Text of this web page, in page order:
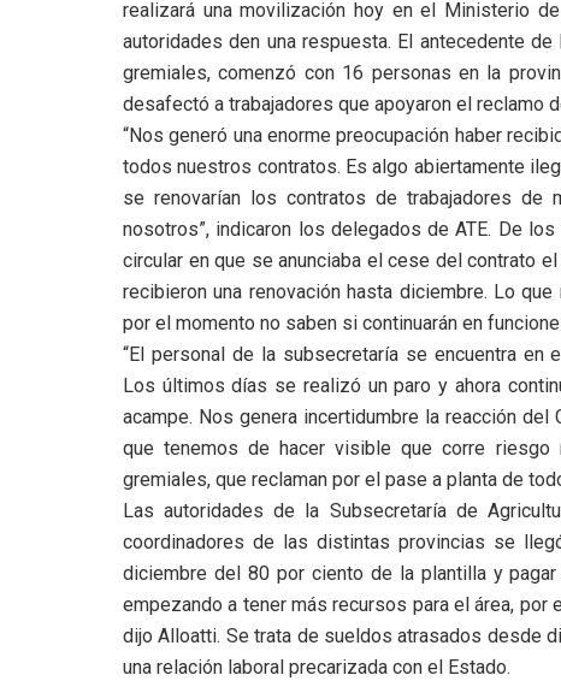
realizará una movilización hoy en el Ministerio
autoridades den una respuesta. El antecedente
gremiales, comenzó con 16 personas en la
desafectó a trabajadores que apoyaron el reclamo
“Nos generó una enorme preocupación haber
todos nuestros contratos. Es algo abiertamente
se renovarían los contratos de trabajadores
nosotros”, indicaron los delegados de ATE. De
circular en que se anunciaba el cese del contrato
recibieron una renovación hasta diciembre. Lo
por el momento no saben si continuarán en
“El personal de la subsecretaría se encuentra en
Los últimos días se realizó un paro y ahora
acampe. Nos genera incertidumbre la reacción
que tenemos de hacer visible que corre riesgo
gremiales, que reclaman por el pase a planta de
Las autoridades de la Subsecretaría de
coordinadores de las distintas provincias se
diciembre del 80 por ciento de la plantilla y
empezando a tener más recursos para el área,
dijo Alloatti. Se trata de sueldos atrasados desde
una relación laboral precarizada con el Estado.